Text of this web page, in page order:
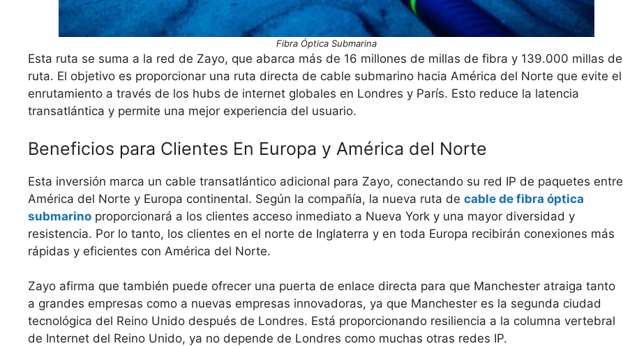
Fibra Óptica Submarina
Esta ruta se suma a la red de Zayo, que abarca más de 16 millones de millas de fibra y 139.000 millas de
ruta. El objetivo es proporcionar una ruta directa de cable submarino hacia América del Norte que evite el
enrutamiento a través de los hubs de internet globales en Londres y París. Esto reduce la latencia
transatlántica y permite una mejor experiencia del usuario.
Beneficios para Clientes En Europa y América del Norte
Esta inversión marca un cable transatlántico adicional para Zayo, conectando su red IP de paquetes entre
América del Norte y Europa continental. Según la compañía, la nueva ruta de cable de fibra óptica
submarino proporcionará a los clientes acceso inmediato a Nueva York y una mayor diversidad y
resistencia. Por lo tanto, los clientes en el norte de Inglaterra y en toda Europa recibirán conexiones más
rápidas y eficientes con América del Norte.
Zayo afirma que también puede ofrecer una puerta de enlace directa para que Manchester atraiga tanto
a grandes empresas como a nuevas empresas innovadoras, ya que Manchester es la segunda ciudad
tecnológica del Reino Unido después de Londres. Está proporcionando resiliencia a la columna vertebral
de Internet del Reino Unido, ya no depende de Londres como muchas otras redes IP.